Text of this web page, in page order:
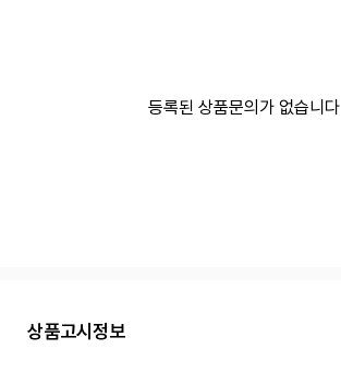
등록된 상품문의가 없습니다
상품고시정보